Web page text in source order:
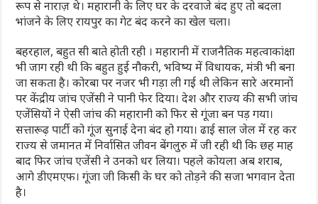
रूप से नाराज़ थे। महारानी के लिए घर के दरवाजे बंद हुए तो बदला
भांजने के लिए रायपुर का गेट बंद करने का खेल चला।
बहरहाल, बहुत सी बाते होती रही । महारानी में राजनैतिक महत्वाकांक्षा
भी जाग रही थी कि बहुत हुई नौकरी, भविष्य में विधायक, मंत्री भी बना
जा सकता है। कोरबा पर नजर भी गड़ा ली गई थी लेकिन सारे अरमानों
पर केंद्रीय जांच एजेंसी ने पानी फेर दिया। देश और राज्य की सभी जांच
एजेंसियों ने ऐसी जांच की महारानी को फिर से गूंजा बन पड़ गया।
सत्तारूढ़ पार्टी को गूंज सुनाई देना बंद हो गया। ढाई साल जेल में रह कर
राज्य से जमानत में निर्वासित जीवन बेंगलुरु में जी रही थी कि छह माह
बाद फिर जांच एजेंसी ने उनको धर लिया। पहले कोयला अब शराब,
आगे डीएमएफ। गूंजा जी किसी के घर को तोड़ने की सजा भगवान देता
है।